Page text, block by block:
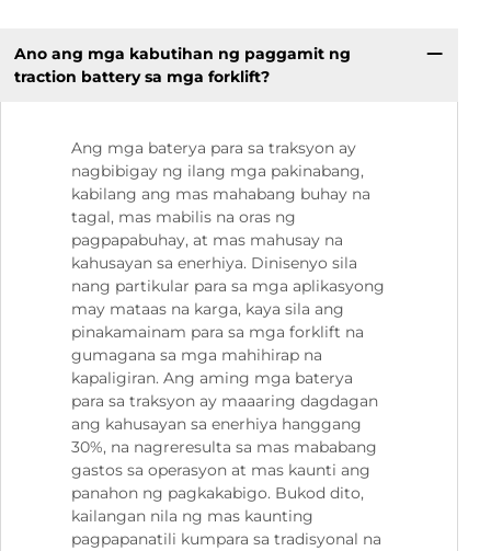
Ano ang mga kabutihan ng paggamit ng
traction battery sa mga forklift?
Ang mga baterya para sa traksyon ay
nagbibigay ng ilang mga pakinabang,
kabilang ang mas mahabang buhay na
tagal, mas mabilis na oras ng
pagpapabuhay, at mas mahusay na
kahusayan sa enerhiya. Dinisenyo sila
nang partikular para sa mga aplikasyong
may mataas na karga, kaya sila ang
pinakamainam para sa mga forklift na
gumagana sa mga mahihirap na
kapaligiran. Ang aming mga baterya
para sa traksyon ay maaaring dagdagan
ang kahusayan sa enerhiya hanggang
30%, na nagreresulta sa mas mababang
gastos sa operasyon at mas kaunti ang
panahon ng pagkakabigo. Bukod dito,
kailangan nila ng mas kaunting
pagpapanatili kumpara sa tradisyonal na